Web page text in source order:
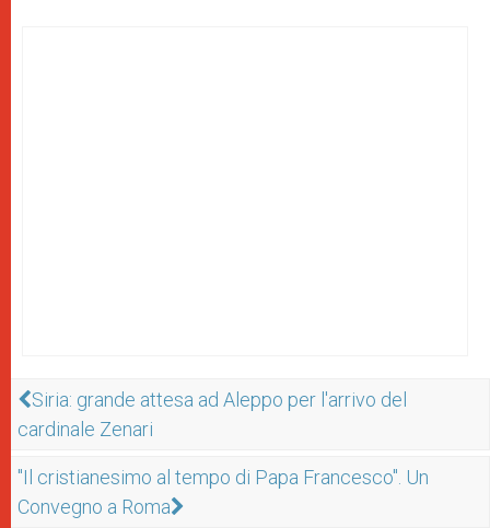
Siria: grande attesa ad Aleppo per l'arrivo del
cardinale Zenari
"Il cristianesimo al tempo di Papa Francesco". Un
Convegno a Roma